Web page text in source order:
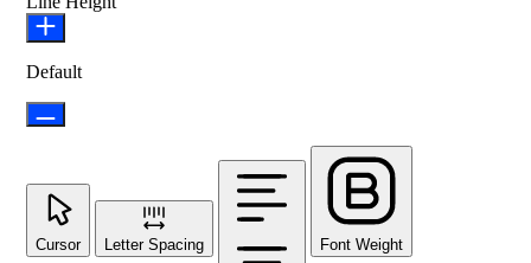
Default
Cursor Letter Spacing Font Weight